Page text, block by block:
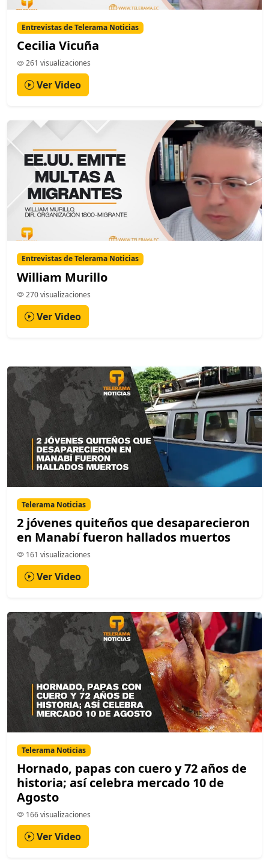
Entrevistas de Telerama Noticias
Cecilia Vicuña
261 visualizaciones
Ver Video
Entrevistas de Telerama Noticias
William Murillo
270 visualizaciones
Ver Video
Telerama Noticias
2 jóvenes quiteños que desaparecieron
en Manabí fueron hallados muertos
161 visualizaciones
Ver Video
Telerama Noticias
Hornado, papas con cuero y 72 años de
historia; así celebra mercado 10 de
Agosto
166 visualizaciones
Ver Video